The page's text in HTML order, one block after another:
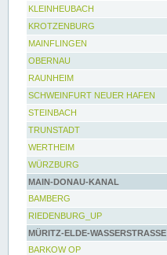
KLEINHEUBACH
KROTZENBURG
MAINFLINGEN
OBERNAU
RAUNHEIM
SCHWEINFURT NEUER HAFEN
STEINBACH
TRUNSTADT
WERTHEIM
WÜRZBURG
MAIN-DONAU-KANAL
BAMBERG
RIEDENBURG_UP
MÜRITZ-ELDE-WASSERSTRASSE
BARKOW OP